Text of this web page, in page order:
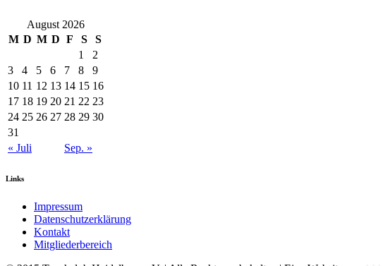
August 2026
M D M D F S
S
1
2
3
4 5 6 7 8
9
10 11 12 13 14 15 16
17 18 19 20 21 22 23
24 25 26 27 28 29 30
31
« Juli
Sep. »
Links
Impressum
Datenschutzerklärung
Kontakt
Mitgliederbereich